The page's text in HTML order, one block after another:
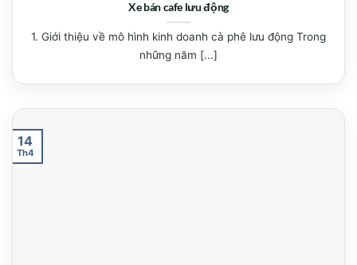
Xe bán cafe lưu động
1. Giới thiệu về mô hình kinh doanh cà phê lưu động Trong
những năm [...]
14
Th4